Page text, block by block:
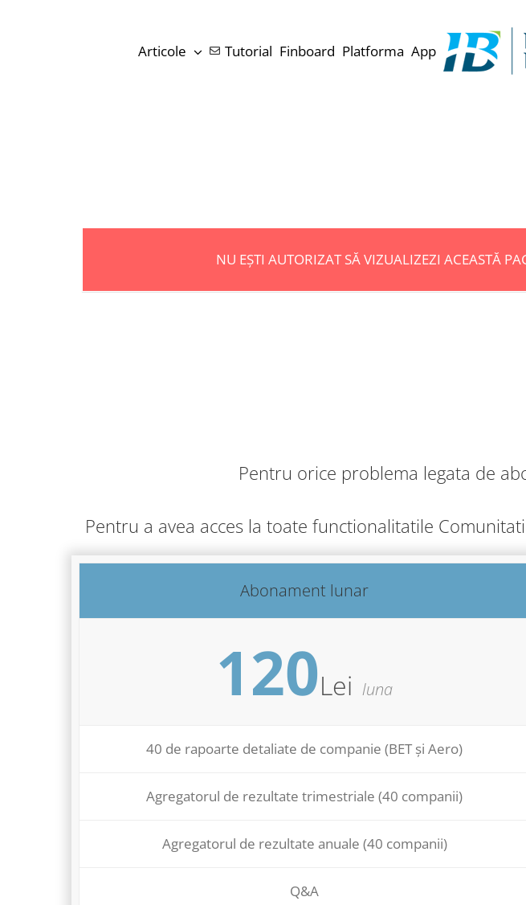
Articole Tutorial Finboard Platforma App
NU EȘTI AUTORIZAT SĂ VIZUALIZEZI ACEASTĂ
Pentru orice problema legata de
Pentru a avea acces la toate functionalitatile
Abonament lunar
120Lei luna
40 de rapoarte detaliate de companie (BET și Aero)
Agregatorul de rezultate trimestriale (40 companii)
Agregatorul de rezultate anuale (40 companii)
Q&A